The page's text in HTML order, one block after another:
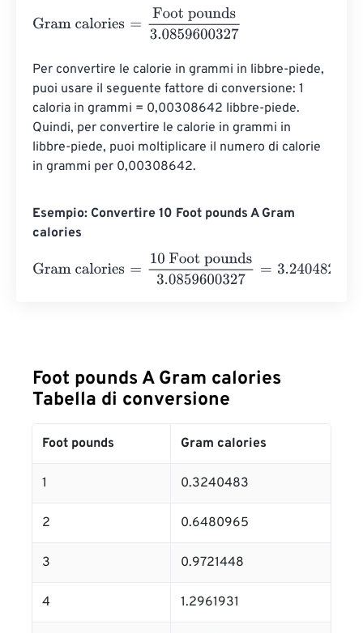
Gram calories Foot pounds3.0859600327
Per convertire le calorie in grammi in libbre-piede,
puoi usare il seguente fattore di conversione: 1
caloria in grammi = 0,00308642 libbre-piede.
Quindi, per convertire le calorie in grammi in
libbre-piede, puoi moltiplicare il numero di calorie
in grammi per 0,00308642.
Esempio: Convertire 10 Foot pounds A Gram
calories
Gram calories
10 Foot pounds3.0859600327 =
Foot pounds A Gram calories
Tabella di conversione
Foot pounds Gram calories
1 0.3240483
2 0.6480965
3 0.9721448
4 1.2961931